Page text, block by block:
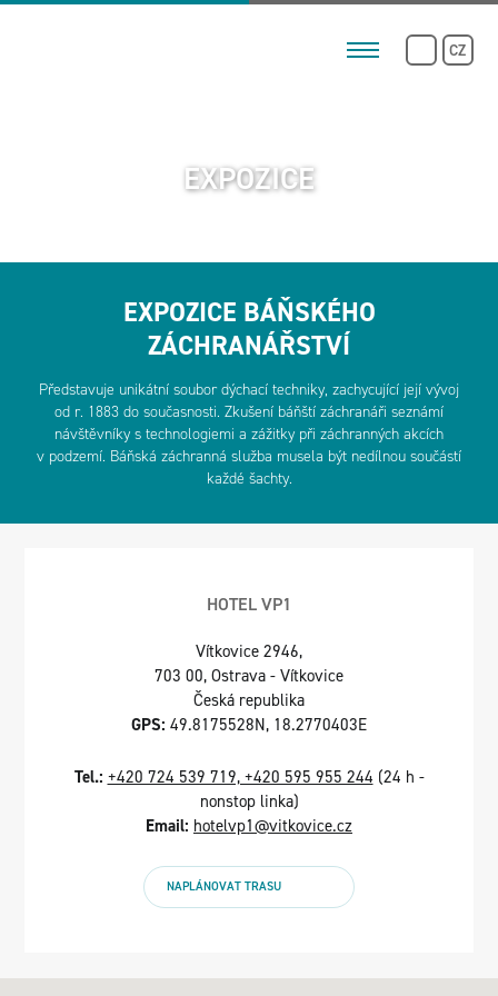
CZ
EXPOZICE
EXPOZICE BÁŇSKÉHO
ZÁCHRANÁŘSTVÍ
Představuje unikátní soubor dýchací techniky, zachycující její vývoj
od r. 1883 do současnosti. Zkušení báňští záchranáři seznámí
návštěvníky s technologiemi a zážitky při záchranných akcích
v podzemí. Báňská záchranná služba musela být nedílnou součástí
každé šachty.
HOTEL VP1
Vítkovice 2946,
703 00, Ostrava - Vítkovice
Česká republika
GPS: 49.8175528N, 18.2770403E
Tel.: +420 724 539 719, +420 595 955 244 (24 h -
nonstop linka)
Email: hotelvp1@vitkovice.cz
NAPLÁNOVAT TRASU